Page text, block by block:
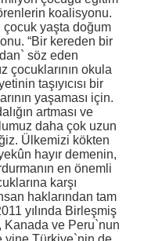
koalisyonu.
çocuk yaşta doğum
“Bir kereden bir
söz eden
çocuklarının okula
taşıyıcısı bir
yaşaması için.
artması ve
daha çok uzun
Ülkemizi kökten
hayır demenin,
en önemli
karşı
haklarından tam
yılında Birleşmiş
Kanada ve Peru`nun